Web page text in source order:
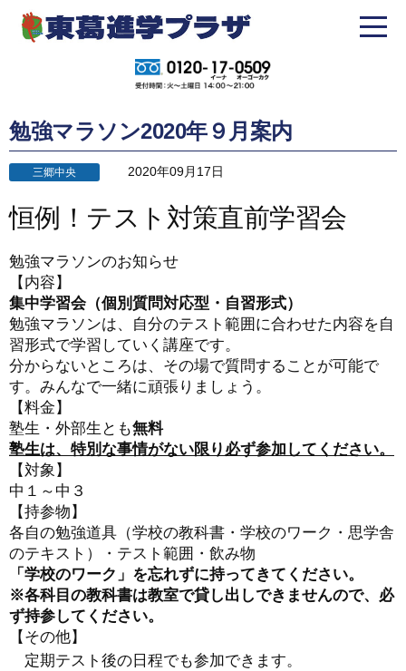
勉強マラソン2020年９月案内
三郷中央 2020年09月17日
恒例！テスト対策直前学習会
勉強マラソンのお知らせ
【内容】
集中学習会（個別質問対応型・自習形式）
勉強マラソンは、自分のテスト範囲に合わせた内容を自
習形式で学習していく講座です。
分からないところは、その場で質問することが可能で
す。みんなで一緒に頑張りましょう。
【料金】
塾生・外部生とも無料
塾生は、特別な事情がない限り必ず参加してください。
【対象】
中１～中３
【持参物】
各自の勉強道具（学校の教科書・学校のワーク・思学舎
のテキスト）・テスト範囲・飲み物
「学校のワーク」を忘れずに持ってきてください。
※各科目の教科書は教室で貸し出しできませんので、必
ず持参してください。
【その他】
定期テスト後の日程でも参加できます。